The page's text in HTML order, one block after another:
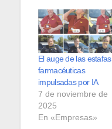
El auge de las estafas
farmacéuticas
impulsadas por IA
7 de noviembre de
2025
En «Empresas»